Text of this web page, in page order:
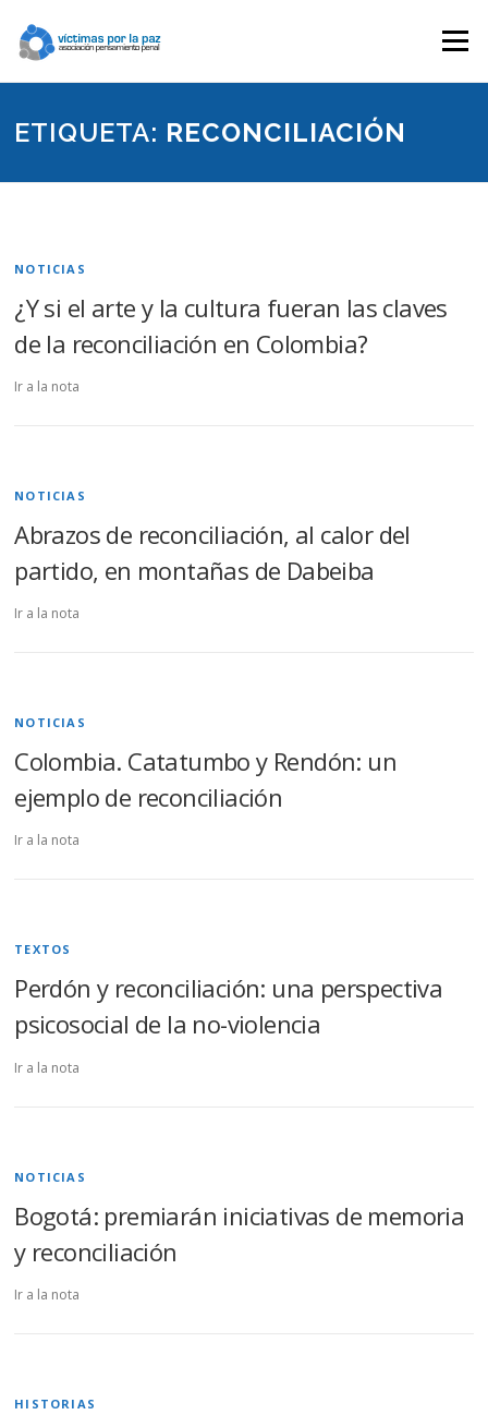
contenido
Menú
ETIQUETA: RECONCILIACIÓN
NOTICIAS
¿Y si el arte y la cultura fueran las claves
de la reconciliación en Colombia?
Ir a la nota
NOTICIAS
Abrazos de reconciliación, al calor del
partido, en montañas de Dabeiba
Ir a la nota
NOTICIAS
Colombia. Catatumbo y Rendón: un
ejemplo de reconciliación
Ir a la nota
TEXTOS
Perdón y reconciliación: una perspectiva
psicosocial de la no-violencia
Ir a la nota
NOTICIAS
Bogotá: premiarán iniciativas de memoria
y reconciliación
Ir a la nota
HISTORIAS